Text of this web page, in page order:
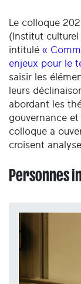
Le colloque
(Institut culturel
intitulé «
enjeux pour le
saisir les
leurs
abordant les
gouvernance
colloque a
croisent
Personnes